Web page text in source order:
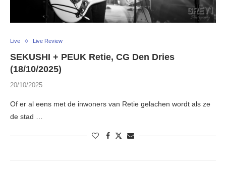
Live Live Review
SEKUSHI + PEUK Retie, CG Den Dries
(18/10/2025)
20/10/2025
Of er al eens met de inwoners van Retie gelachen wordt als ze
de stad …